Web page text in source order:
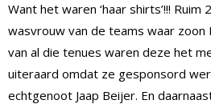
Want het waren ‘haar shirts’!!! Ruim
wasvrouw van de teams waar zoon
van al die tenues waren deze het
uiteraard omdat ze gesponsord
echtgenoot Jaap Beijer. En